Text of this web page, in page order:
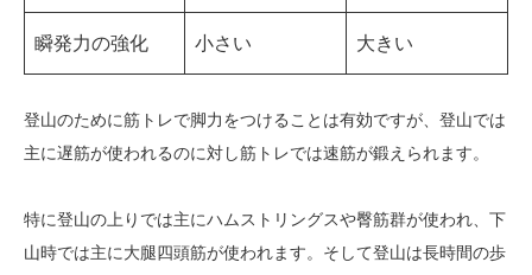
瞬発力の強化 小さい 大きい
登山のために筋トレで脚力をつけることは有効ですが、登山では
主に遅筋が使われるのに対し筋トレでは速筋が鍛えられます。
特に登山の上りでは主にハムストリングスや臀筋群が使われ、下
山時では主に大腿四頭筋が使われます。そして登山は長時間の歩